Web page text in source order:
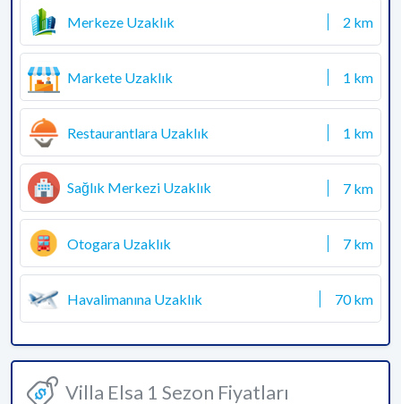
Merkeze Uzaklık 2 km
Markete Uzaklık 1 km
Restaurantlara Uzaklık 1 km
Sağlık Merkezi Uzaklık 7 km
Otogara Uzaklık 7 km
Havalimanına Uzaklık 70 km
Villa Elsa 1 Sezon Fiyatları